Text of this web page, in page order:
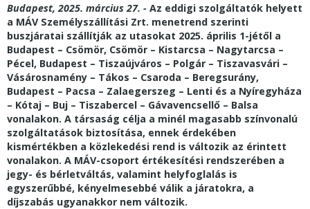
Budapest, 2025. március 27. - Az eddigi szolgáltatók helyett
a MÁV Személyszállítási Zrt. menetrend szerinti
buszjáratai szállítják az utasokat 2025. április 1-jétől a
Budapest – Csömör, Csömör – Kistarcsa – Nagytarcsa –
Pécel, Budapest – Tiszaújváros – Polgár – Tiszavasvári –
Vásárosnamény – Tákos – Csaroda – Beregsurány,
Budapest – Pacsa – Zalaegerszeg – Lenti és a Nyíregyháza
– Kótaj – Buj – Tiszabercel – Gávavencsellő – Balsa
vonalakon. A társaság célja a minél magasabb színvonalú
szolgáltatások biztosítása, ennek érdekében
kismértékben a közlekedési rend is változik az érintett
vonalakon. A MÁV-csoport értékesítési rendszerében a
jegy- és bérletváltás, valamint helyfoglalás is
egyszerűbbé, kényelmesebbé válik a járatokra, a
díjszabás ugyanakkor nem változik.